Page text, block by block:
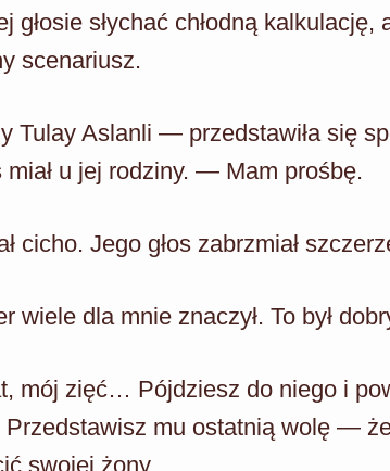
głosie słychać chłodną
scenariusz.
Tulay Aslanli — przedstawiła się
miał u jej rodziny. — Mam prośbę.
cicho. Jego głos zabrzmiał
wiele dla mnie znaczył. To był
mój zięć… Pójdziesz do niego i
Przedstawisz mu ostatnią wolę —
swojej żony.